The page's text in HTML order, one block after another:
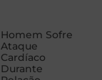
Homem Sofre
Ataque
Cardíaco
Durante